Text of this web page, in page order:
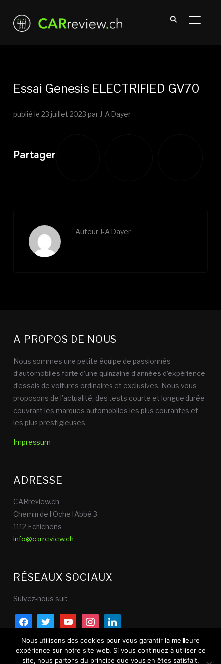
Essai Genesis ELECTRIFIED GV70
publié le 23 juillet 2023 par J-A Dayer
Partager
Auteur J-A Dayer
A PROPOS DE NOUS
Nous sommes une petite équipe de passionnés
d’automobiles forte d’une quinzaine d’années d’expérience
d’essais de voitures ordinaires et exclusives. Nous vous
proposons de l’actualité, des tests courte et longue durée
couvrant les marques automobiles les plus courantes et
les plus prestigieuses.
Impressum
ADRESSE
CARreview.ch
Chemin de l’Oche l’Abbé 3
1112 Echichens
info@carreview.ch
RÉSEAUX SOCIAUX
Suivez-nous sur:
facebooktwitter youtubeinstagramlinkedin
Nous utilisons des cookies pour vous garantir la meilleure
expérience sur notre site web. Si vous continuez à utiliser ce
site, nous partons du principe que vous en êtes satisfait.